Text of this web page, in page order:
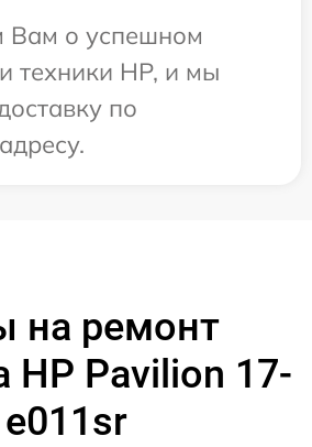
о успешном
техники HP, и мы
по
на ремонт
HP Pavilion 17-
e011sr